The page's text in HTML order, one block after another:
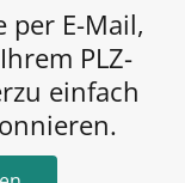
per E-Mail,
PLZ-
einfach